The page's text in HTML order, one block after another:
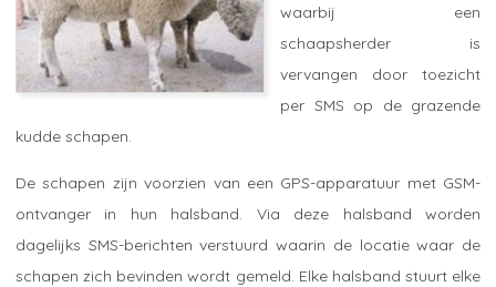
waarbij een
schaapsherder is
vervangen door toezicht
per SMS op de grazende
kudde schapen.
De schapen zijn voorzien van een GPS-apparatuur met GSM-
ontvanger in hun halsband. Via deze halsband worden
dagelijks SMS-berichten verstuurd waarin de locatie waar de
schapen zich bevinden wordt gemeld. Elke halsband stuurt elke